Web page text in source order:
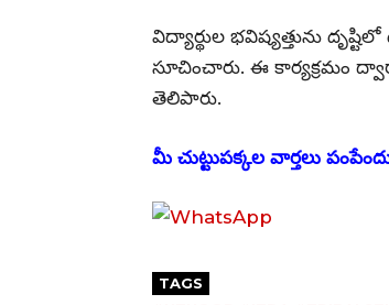
విద్యార్థుల భవిష్యత్తును
సూచించారు. ఈ కార్యక్రమం
తెలిపారు.
మీ చుట్టుపక్కల వార్తలు
TAGS